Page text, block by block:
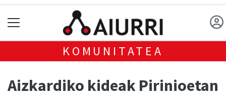
KOMUNITATEA
Aizkardiko kideak Pirinioetan